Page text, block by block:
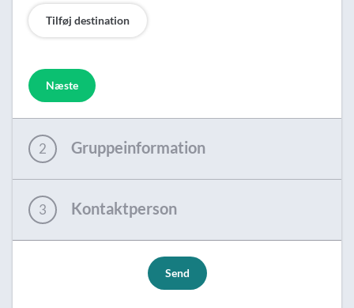
Tilføj destination
Næste
2 Gruppeinformation
3 Kontaktperson
Send